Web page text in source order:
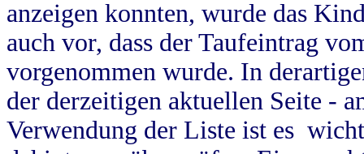
anzeigen konnten, wurde das
auch vor, dass der Taufeintrag
vorgenommen wurde. In
der derzeitigen aktuellen Seite -
Verwendung der Liste ist es